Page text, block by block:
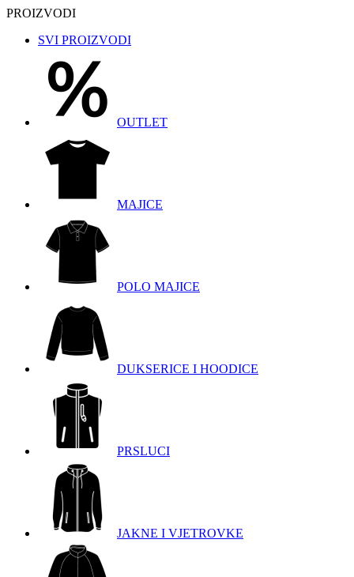
PROIZVODI
SVI PROIZVODI
OUTLET
MAJICE
POLO MAJICE
DUKSERICE I HOODICE
PRSLUCI
JAKNE I VJETROVKE